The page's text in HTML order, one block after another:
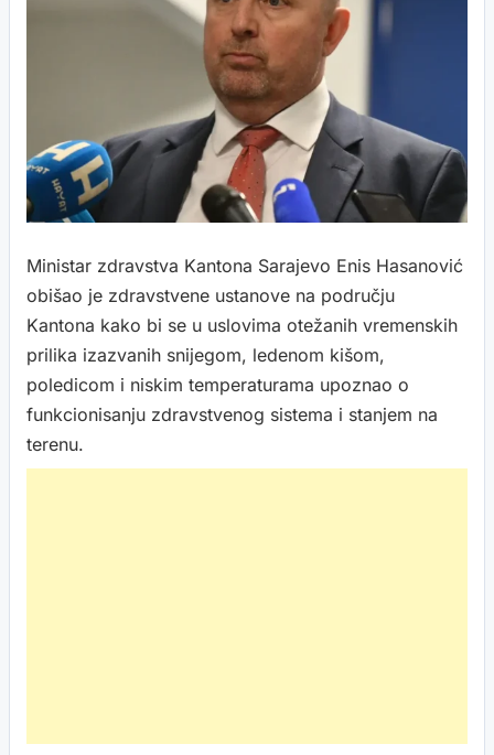
Ministar zdravstva Kantona Sarajevo Enis Hasanović
obišao je zdravstvene ustanove na području
Kantona kako bi se u uslovima otežanih vremenskih
prilika izazvanih snijegom, ledenom kišom,
poledicom i niskim temperaturama upoznao o
funkcionisanju zdravstvenog sistema i stanjem na
terenu.